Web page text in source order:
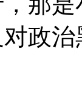
政